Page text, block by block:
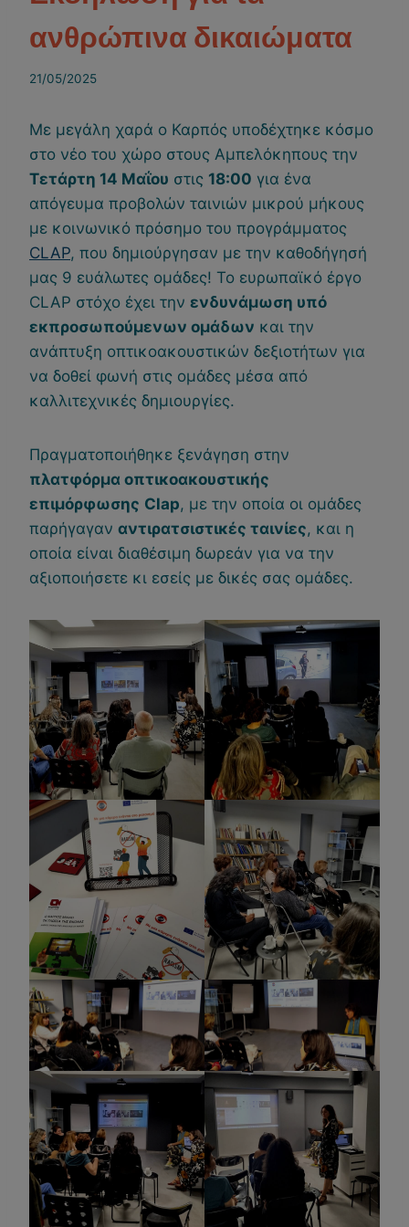
ανθρώπινα δικαιώματα
21/05/2025
Με μεγάλη χαρά ο Καρπός υποδέχτηκε κόσμο
στο νέο του χώρο στους Αμπελόκηπους την
Τετάρτη 14 Μαΐου στις 18:00 για ένα
απόγευμα προβολών ταινιών μικρού μήκους
με κοινωνικό πρόσημο του προγράμματος
CLAP, που δημιούργησαν με την καθοδήγησή
μας 9 ευάλωτες ομάδες! Το ευρωπαϊκό έργο
CLAP στόχο έχει την ενδυνάμωση υπό
εκπροσωπούμενων ομάδων και την
ανάπτυξη οπτικοακουστικών δεξιοτήτων για
να δοθεί φωνή στις ομάδες μέσα από
καλλιτεχνικές δημιουργίες.
Πραγματοποιήθηκε ξενάγηση στην
πλατφόρμα οπτικοακουστικής
επιμόρφωσης Clap, με την οποία οι ομάδες
παρήγαγαν αντιρατσιστικές ταινίες, και η
οποία είναι διαθέσιμη δωρεάν για να την
αξιοποιήσετε κι εσείς με δικές σας ομάδες.